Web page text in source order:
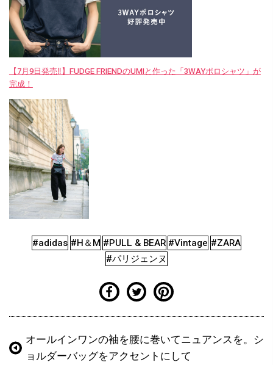
【7月9日発売‼︎】FUDGE FRIENDのUMIと作った「3WAYポロシャツ」が
完成！
#adidas #H＆M #PULL & BEAR #Vintage #ZARA
#パリジェンヌ
オールインワンの袖を腰に巻いてニュアンスを。シ
ョルダーバッグをアクセントにして